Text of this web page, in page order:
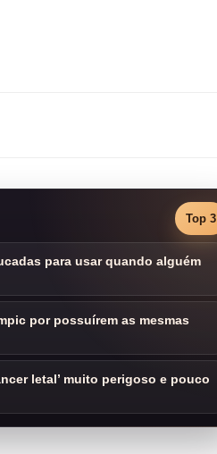
Top 3
para usar quando alguém
por possuírem as mesmas
letal’ muito perigoso e pouco